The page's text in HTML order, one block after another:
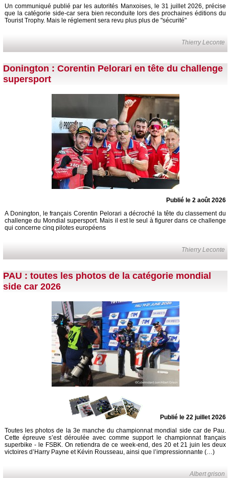
Un communiqué publié par les autorités Manxoises, le 31 juillet 2026, précise
que la catégorie side-car sera bien reconduite lors des prochaines éditions du
Tourist Trophy. Mais le réglement sera revu plus plus de "sécurité"
Thierry Leconte
Donington : Corentin Pelorari en tête du challenge
supersport
Publié le 2 août 2026
A Donington, le français Corentin Pelorari a décroché la tête du classement du
challenge du Mondial supersport. Mais il est le seul à figurer dans ce challenge
qui concerne cinq pilotes européens
Thierry Leconte
PAU : toutes les photos de la catégorie mondial
side car 2026
Publié le 22 juillet 2026
Toutes les photos de la 3e manche du championnat mondial side car de Pau.
Cette épreuve s’est déroulée avec comme support le championnat français
superbike - le FSBK. On retiendra de ce week-end, des 20 et 21 juin les deux
victoires d’Harry Payne et Kévin Rousseau, ainsi que l’impressionnante (…)
Albert grison